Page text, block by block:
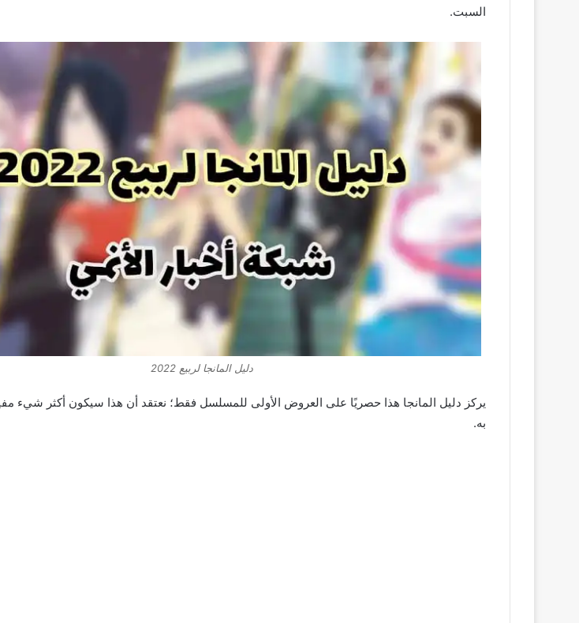
السبت.
دليل المانجا لربيع 2022
يركز دليل المانجا هذا حصريًا على العروض الأولى للمسلسل فقط؛ نعتقد أن هذا سيكون أكثر شيء
به.